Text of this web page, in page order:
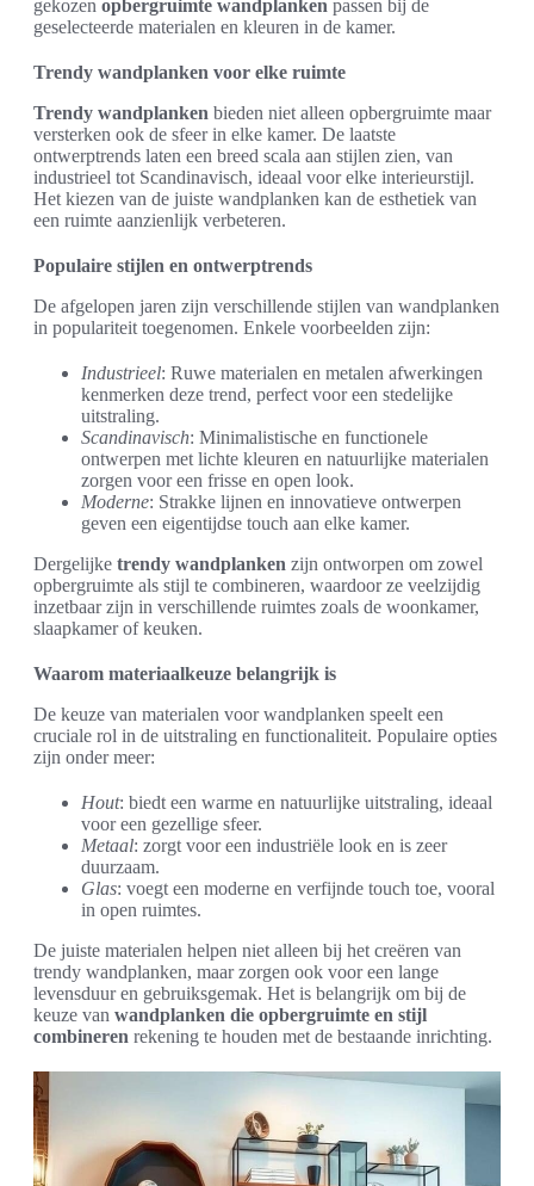
gekozen opbergruimte wandplanken passen bij de
geselecteerde materialen en kleuren in de kamer.
Trendy wandplanken voor elke ruimte
Trendy wandplanken bieden niet alleen opbergruimte maar
versterken ook de sfeer in elke kamer. De laatste
ontwerptrends laten een breed scala aan stijlen zien, van
industrieel tot Scandinavisch, ideaal voor elke interieurstijl.
Het kiezen van de juiste wandplanken kan de esthetiek van
een ruimte aanzienlijk verbeteren.
Populaire stijlen en ontwerptrends
De afgelopen jaren zijn verschillende stijlen van wandplanken
in populariteit toegenomen. Enkele voorbeelden zijn:
Industrieel: Ruwe materialen en metalen afwerkingen
kenmerken deze trend, perfect voor een stedelijke
uitstraling.
Scandinavisch: Minimalistische en functionele
ontwerpen met lichte kleuren en natuurlijke materialen
zorgen voor een frisse en open look.
Moderne: Strakke lijnen en innovatieve ontwerpen
geven een eigentijdse touch aan elke kamer.
Dergelijke trendy wandplanken zijn ontworpen om zowel
opbergruimte als stijl te combineren, waardoor ze veelzijdig
inzetbaar zijn in verschillende ruimtes zoals de woonkamer,
slaapkamer of keuken.
Waarom materiaalkeuze belangrijk is
De keuze van materialen voor wandplanken speelt een
cruciale rol in de uitstraling en functionaliteit. Populaire opties
zijn onder meer:
Hout: biedt een warme en natuurlijke uitstraling, ideaal
voor een gezellige sfeer.
Metaal: zorgt voor een industriële look en is zeer
duurzaam.
Glas: voegt een moderne en verfijnde touch toe, vooral
in open ruimtes.
De juiste materialen helpen niet alleen bij het creëren van
trendy wandplanken, maar zorgen ook voor een lange
levensduur en gebruiksgemak. Het is belangrijk om bij de
keuze van wandplanken die opbergruimte en stijl
combineren rekening te houden met de bestaande inrichting.